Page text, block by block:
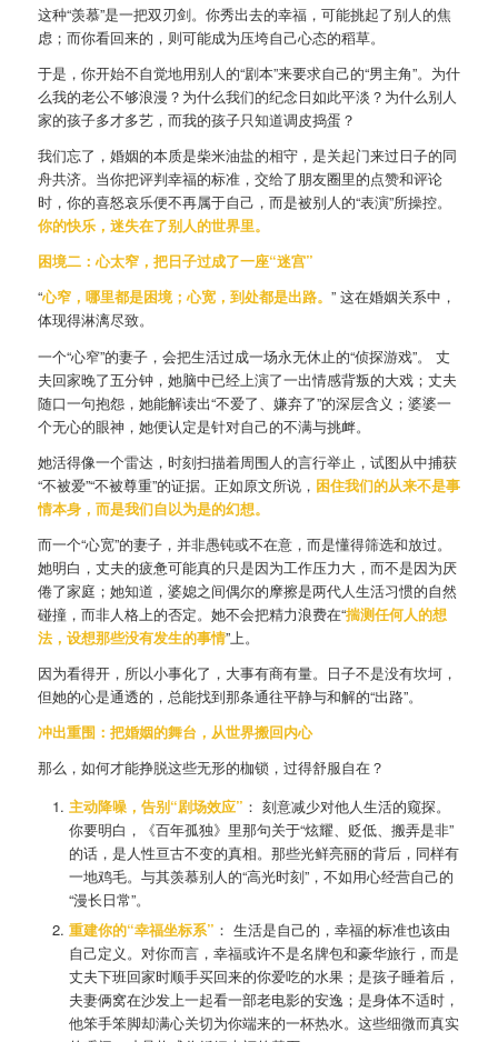
这种“羡慕”是一把双刃剑。你秀出去的幸福，可能挑起了别人的焦
虑；而你看回来的，则可能成为压垮自己心态的稻草。
于是，你开始不自觉地用别人的“剧本”来要求自己的“男主角”。为什
么我的老公不够浪漫？为什么我们的纪念日如此平淡？为什么别人
家的孩子多才多艺，而我的孩子只知道调皮捣蛋？
我们忘了，婚姻的本质是柴米油盐的相守，是关起门来过日子的同
舟共济。当你把评判幸福的标准，交给了朋友圈里的点赞和评论
时，你的喜怒哀乐便不再属于自己，而是被别人的“表演”所操控。
你的快乐，迷失在了别人的世界里。
困境二：心太窄，把日子过成了一座“迷宫”
“心窄，哪里都是困境；心宽，到处都是出路。 ” 这在婚姻关系中，
体现得淋漓尽致。
一个“心窄”的妻子，会把生活过成一场永无休止的“侦探游戏”。 丈
夫回家晚了五分钟，她脑中已经上演了一出情感背叛的大戏；丈夫
随口一句抱怨，她能解读出“不爱了、嫌弃了”的深层含义；婆婆一
个无心的眼神，她便认定是针对自己的不满与挑衅。
她活得像一个雷达，时刻扫描着周围人的言行举止，试图从中捕获
“不被爱”“不被尊重”的证据。正如原文所说， 困住我们的从来不是事
情本身，而是我们自以为是的幻想。
而一个“心宽”的妻子，并非愚钝或不在意，而是懂得筛选和放过。
她明白，丈夫的疲惫可能真的只是因为工作压力大，而不是因为厌
倦了家庭；她知道，婆媳之间偶尔的摩擦是两代人生活习惯的自然
碰撞，而非人格上的否定。她不会把精力浪费在“揣测任何人的想
法，设想那些没有发生的事情”上。
因为看得开，所以小事化了，大事有商有量。日子不是没有坎坷，
但她的心是通透的，总能找到那条通往平静与和解的“出路”。
冲出重围：把婚姻的舞台，从世界搬回内心
那么，如何才能挣脱这些无形的枷锁，过得舒服自在？
主动降噪，告别“剧场效应” ： 刻意减少对他人生活的窥探。
你要明白，《百年孤独》里那句关于“炫耀、贬低、搬弄是非”
的话，是人性亘古不变的真相。那些光鲜亮丽的背后，同样有
一地鸡毛。与其羡慕别人的“高光时刻”，不如用心经营自己的
“漫长日常”。
重建你的“幸福坐标系” ： 生活是自己的，幸福的标准也该由
自己定义。对你而言，幸福或许不是名牌包和豪华旅行，而是
丈夫下班回家时顺手买回来的你爱吃的水果；是孩子睡着后，
夫妻俩窝在沙发上一起看一部老电影的安逸；是身体不适时，
他笨手笨脚却满心关切为你端来的一杯热水。这些细微而真实